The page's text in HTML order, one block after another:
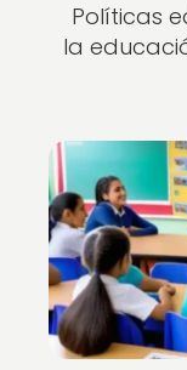
Políticas
la